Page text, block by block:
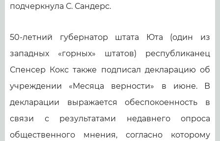
подчеркнула С. Сандерс.
50-летний губернатор штата Юта (один из
западных «горных» штатов) республиканец
Спенсер Кокс также подписал декларацию об
учреждении «Месяца верности» в июне. В
декларации выражается обеспокоенность в
связи с результатами недавнего опроса
общественного мнения, согласно которому